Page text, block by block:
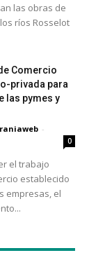
las obras de
ríos Rosselot
Comercio
privada para
las pymes y
-
0
el trabajo
establecido
empresas, el